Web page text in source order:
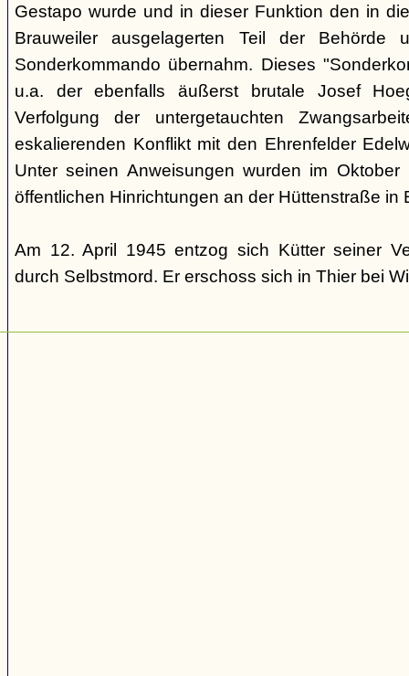
Gestapo wurde und in dieser Funktion den in
Brauweiler ausgelagerten Teil der Behörde
Sonderkommando übernahm. Dieses
u.a. der ebenfalls äußerst brutale Josef
Verfolgung der untergetauchten
eskalierenden Konflikt mit den Ehrenfelder
Unter seinen Anweisungen wurden im
öffentlichen Hinrichtungen an der Hüttenstraße in
Am 12. April 1945 entzog sich Kütter seiner
durch Selbstmord. Er erschoss sich in Thier bei